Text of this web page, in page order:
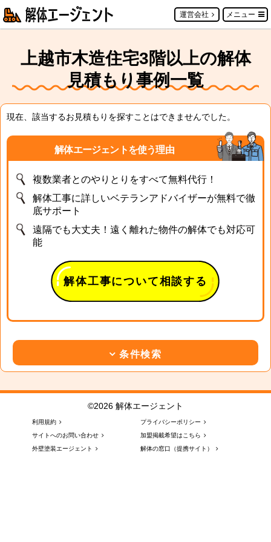
運営会社 メニュー
上越市木造住宅3階以上の解体
見積もり事例一覧
現在、該当するお見積もりを探すことはできませんでした。
解体エージェントを使う理由
複数業者とのやりとりをすべて無料代行！
解体工事に詳しいベテランアドバイザーが無料で徹
底サポート
遠隔でも大丈夫！遠く離れた物件の解体でも対応可
能
解体工事について相談する
条件検索
©2026 解体エージェント
利用規約
プライバシーポリシー
サイトへのお問い合わせ
加盟掲載希望はこちら
外壁塗装エージェント
解体の窓口（提携サイト）